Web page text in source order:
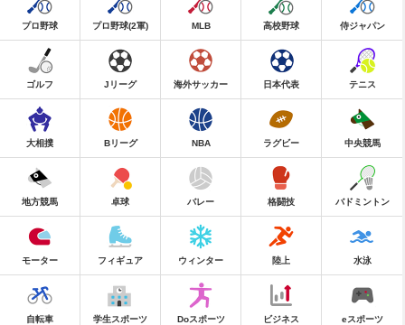
プロ野球 プロ野球(2軍) MLB 高校野球 侍ジャパン
ゴルフ Jリーグ 海外サッカー 日本代表 テニス
大相撲 Bリーグ NBA ラグビー 中央競馬
地方競馬 卓球 バレー 格闘技 バドミントン
モーター フィギュア ウィンター 陸上 水泳
自転車 学生スポーツ Doスポーツ ビジネス eスポーツ